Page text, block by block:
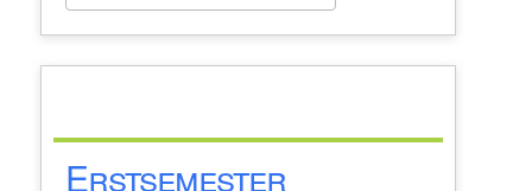
Erstsemester